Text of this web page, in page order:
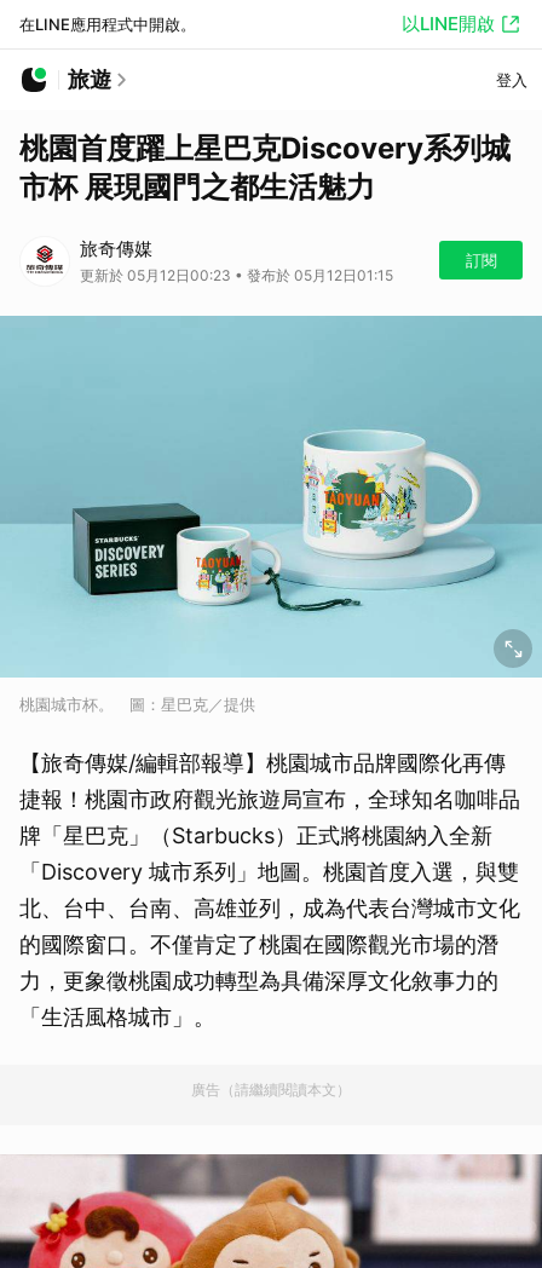
在LINE應用程式中開啟。 以LINE開啟
旅遊 登入
桃園首度躍上星巴克Discovery系列城
市杯 展現國門之都生活魅力
旅奇傳媒
更新於 05月12日00:23 • 發布於 05月12日01:15
訂閱
桃園城市杯。 圖：星巴克／提供
【旅奇傳媒/編輯部報導】桃園城市品牌國際化再傳
捷報！桃園市政府觀光旅遊局宣布，全球知名咖啡品
牌「星巴克」（Starbucks）正式將桃園納入全新
「Discovery 城市系列」地圖。桃園首度入選，與雙
北、台中、台南、高雄並列，成為代表台灣城市文化
的國際窗口。不僅肯定了桃園在國際觀光市場的潛
力，更象徵桃園成功轉型為具備深厚文化敘事力的
「生活風格城市」。
廣告（請繼續閱讀本文）